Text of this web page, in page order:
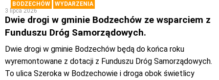
BODZECHÓW
WYDARZENIA
3 lipca 2026
Dwie drogi w gminie Bodzechów ze wsparciem z
Funduszu Dróg Samorządowych.
Dwie drogi w gminie Bodzechów będą do końca roku
wyremontowane z dotacji z Funduszu Dróg Samorządowych.
To ulica Szeroka w Bodzechowie i droga obok świetlicy